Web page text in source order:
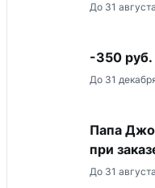
До 31
-350
До 31
Папа
при
До 31